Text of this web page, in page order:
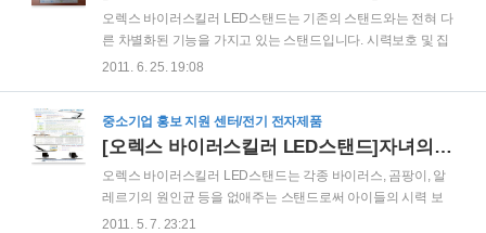
학습능률을 향상시켜주고, 초절전, 반영구적 수명의 친환경
LED전구를 사용하여 램프의 교체 없이 50,000시간을 사용할
오렉스 바이러스킬러 LED스탠드는 기존의 스탠드와는 전혀 다
른 차별화된 기능을 가지고 있는 스탠드입니다. 시력보호 및 집
중력 향상이라는 스탠드로서의 기본적인 기능에 충실하면서도
는 제품입니다. 오렉스 바이러스킬러 LED스탠드에 대한 기본
적인 제품 정보는 이전에 소개해 드린 글을 참고하시기 바라며
오늘은 제품을 개봉해 본 느낌과 기본적인 기능을 소개해 드리
도록 하겠습니다. ▣ 제품 소개 참고 포스팅 [오렉스 바이러스킬
2011. 6. 25. 19:08
중소기업 홍보 지원 센터/전기 전자제품
[오렉스 바이러스킬러 LED스탠드]자녀의 건강을 위한 바이러스킬러 LED스탠드
오렉스 바이러스킬러 LED스탠드는 각종 바이러스, 곰팡이, 알
레르기의 원인균 등을 없애주는 스탠드로써 아이들의 시력 보
호는 물론 건강까지 지켜줄 수 있는 제품입니다. 열심히 공부하
2011. 5. 7. 23:21